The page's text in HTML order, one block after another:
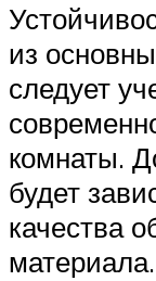
из
следует
комнаты.
будет
качества
материала.